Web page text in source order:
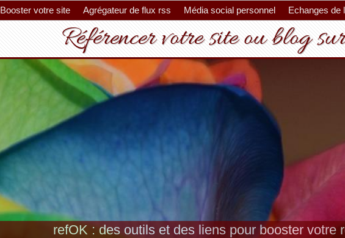
Booster votre site Agrégateur de flux rss Média social personnel Echanges de
Référencer votre site ou blog
refOK : des outils et des liens pour booster votre